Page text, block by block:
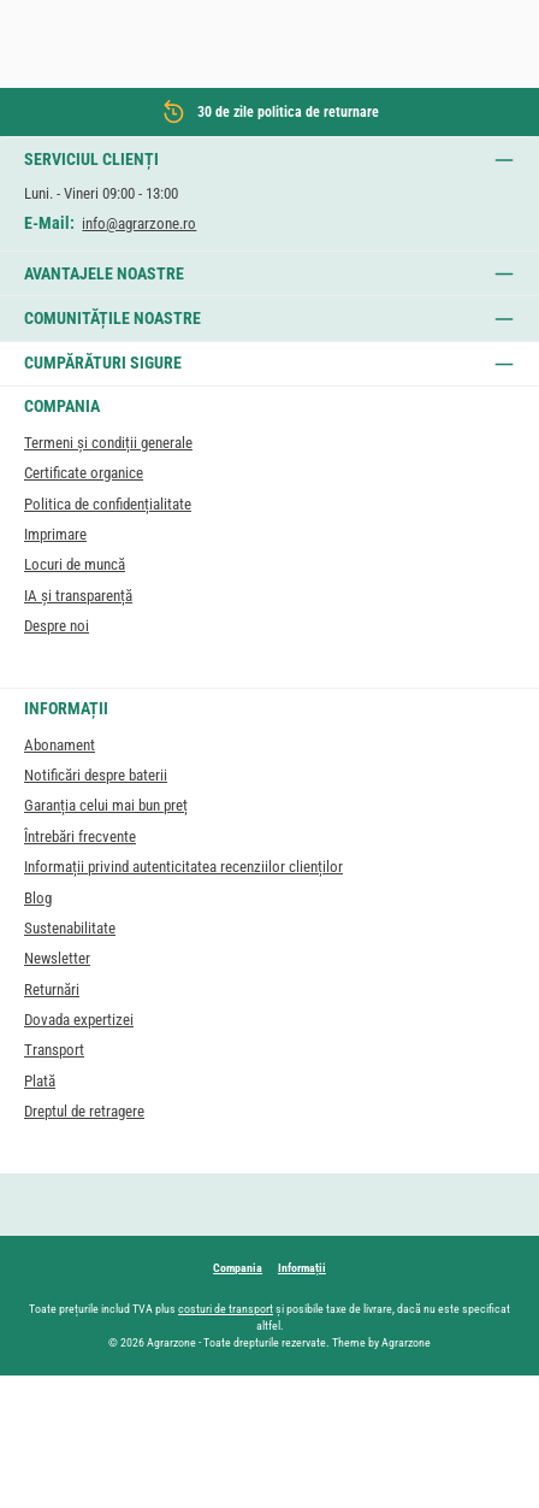
30 de zile politica de returnare
SERVICIUL CLIENȚI
Luni. - Vineri 09:00 - 13:00
E-Mail: info@agrarzone.ro
AVANTAJELE NOASTRE
COMUNITĂȚILE NOASTRE
CUMPĂRĂTURI SIGURE
COMPANIA
Termeni și condiții generale
Certificate organice
Politica de confidențialitate
Imprimare
Locuri de muncă
IA și transparență
Despre noi
INFORMAȚII
Abonament
Notificări despre baterii
Garanția celui mai bun preț
Întrebări frecvente
Informații privind autenticitatea recenziilor clienților
Blog
Sustenabilitate
Newsletter
Returnări
Dovada expertizei
Transport
Plată
Dreptul de retragere
Compania Informații
Toate prețurile includ TVA plus costuri de transportși posibile taxe de livrare, dacă nu este specificat
altfel.
© 2026 Agrarzone - Toate drepturile rezervate. Theme by Agrarzone